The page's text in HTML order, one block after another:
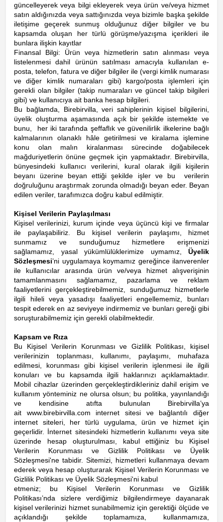
güncelleyerek veya bilgi ekleyerek veya ürün ve/veya hizmet
satın aldığınızda veya sattığınızda veya bizimle başka şekilde
iletişime geçerek sunmuş olduğunuz diğer bilgiler ve bu
kapsamda oluşan her türlü görüşme/yazışma içerikleri ile
bunlara ilişkin kayıtlar
Finansal Bilgi: Ürün veya hizmetlerin satın alınması veya
listelenmesi dahil ürünün satılması amacıyla kullanılan e-
posta, telefon, fatura ve diğer bilgiler ile (vergi kimlik numarası
ve diğer kimlik numaraları gibi) kargo/posta işlemleri için
gerekli olan bilgiler (takip numaraları ve güncel takip bilgileri
gibi) ve kullanıcıya ait banka hesap bilgileri.
Bu bağlamda, Birebirvilla, veri sahiplerinin kişisel bilgilerini,
üyelik oluşturma aşamasında açık bir şekilde istemekte ve
bunu, her iki tarafında şeffaflık ve güvenilirlik ilkelerine bağlı
kalmalarının olanaklı hâle getirilmesi ve kiralama işlemine
konu olan malın kiralanması sürecinde doğabilecek
mağduriyetlerin önüne geçmek için yapmaktadır. Birebirvilla,
bünyesindeki kullanıcı verilerini, kural olarak ilgili kişilerin
beyanı üzerine beyan ettiği şekilde işler ve bu verilerin
doğruluğunu araştırmak zorunda olmadığı beyan eder. Beyan
edilen veriler, tarafımızca doğru kabul edilmiştir.
Kişisel Verilerin Paylaşılması
Kişisel verilerinizi, kurum içinde veya üçüncü kişi ve firmalar
ile paylaşabiliriz. Bu kişisel verilerin paylaşımı, hizmet
sunmamız ve sunduğumuz hizmetlere erişmenizi
sağlamamız, yasal yükümlülüklerimize uymamız, Üyelik
Sözleşmesi’ni uygulamaya koymamız gereğince ilanverenler
ile kullanıcılar arasında ürün ve/veya hizmet alışverişinin
tamamlanmasını sağlamamız, pazarlama ve reklam
faaliyetlerini gerçekleştirebilmemiz, sunduğumuz hizmetlerle
ilgili hileli veya yasadışı faaliyetleri engellememiz, bunları
tespit ederek en az seviyeye indirmemiz ve bunları gereği gibi
soruşturabilmemiz için gerekli olabilmektedir.
Kapsam ve Rıza
Bu Kişisel Verilerin Korunması ve Gizlilik Politikası, kişisel
verilerinizin toplanması, kullanımı, paylaşımı, muhafaza
edilmesi, korunması gibi kişisel verilerin işlenmesi ile ilgili
konuları ve bu kapsamda ilgili haklarınızı açıklamaktadır.
Mobil cihazlar üzerinden gerçekleştirdikleriniz dahil erişim ve
kullanım yönteminiz ne olursa olsun; bu politika, yayınlandığı
ve kendisine atıfta bulunulan Birebirvilla’ya
ait www.birebirvilla.com internet sitesi ve bağlantılı diğer
internet siteleri, her türlü uygulama, ürün ve hizmet için
geçerlidir. İnternet sitesindeki hizmetlerin kullanımı veya site
üzerinde hesap oluşturulması, kabul ettiğiniz bu Kişisel
Verilerin Korunması ve Gizlilik Politikası ve Üyelik
Sözleşmesi'ne tabidir. Sitemizi, hizmetleri kullanmaya devam
ederek veya hesap oluşturarak Kişisel Verilerin Korunması ve
Gizlilik Politikası ve Üyelik Sözleşmesi'ni kabul
etmeniz; bu Kişisel Verilerin Korunması ve Gizlilik
Politikası’nda sizlere verdiğimiz bilgilendirmeye dayanarak
kişisel verilerinizi hizmet sunabilmemiz için gerektiği ölçüde ve
açıklandığı şekilde toplamamıza, kullanmamıza,